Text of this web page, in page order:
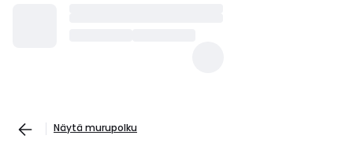
Näytä murupolku